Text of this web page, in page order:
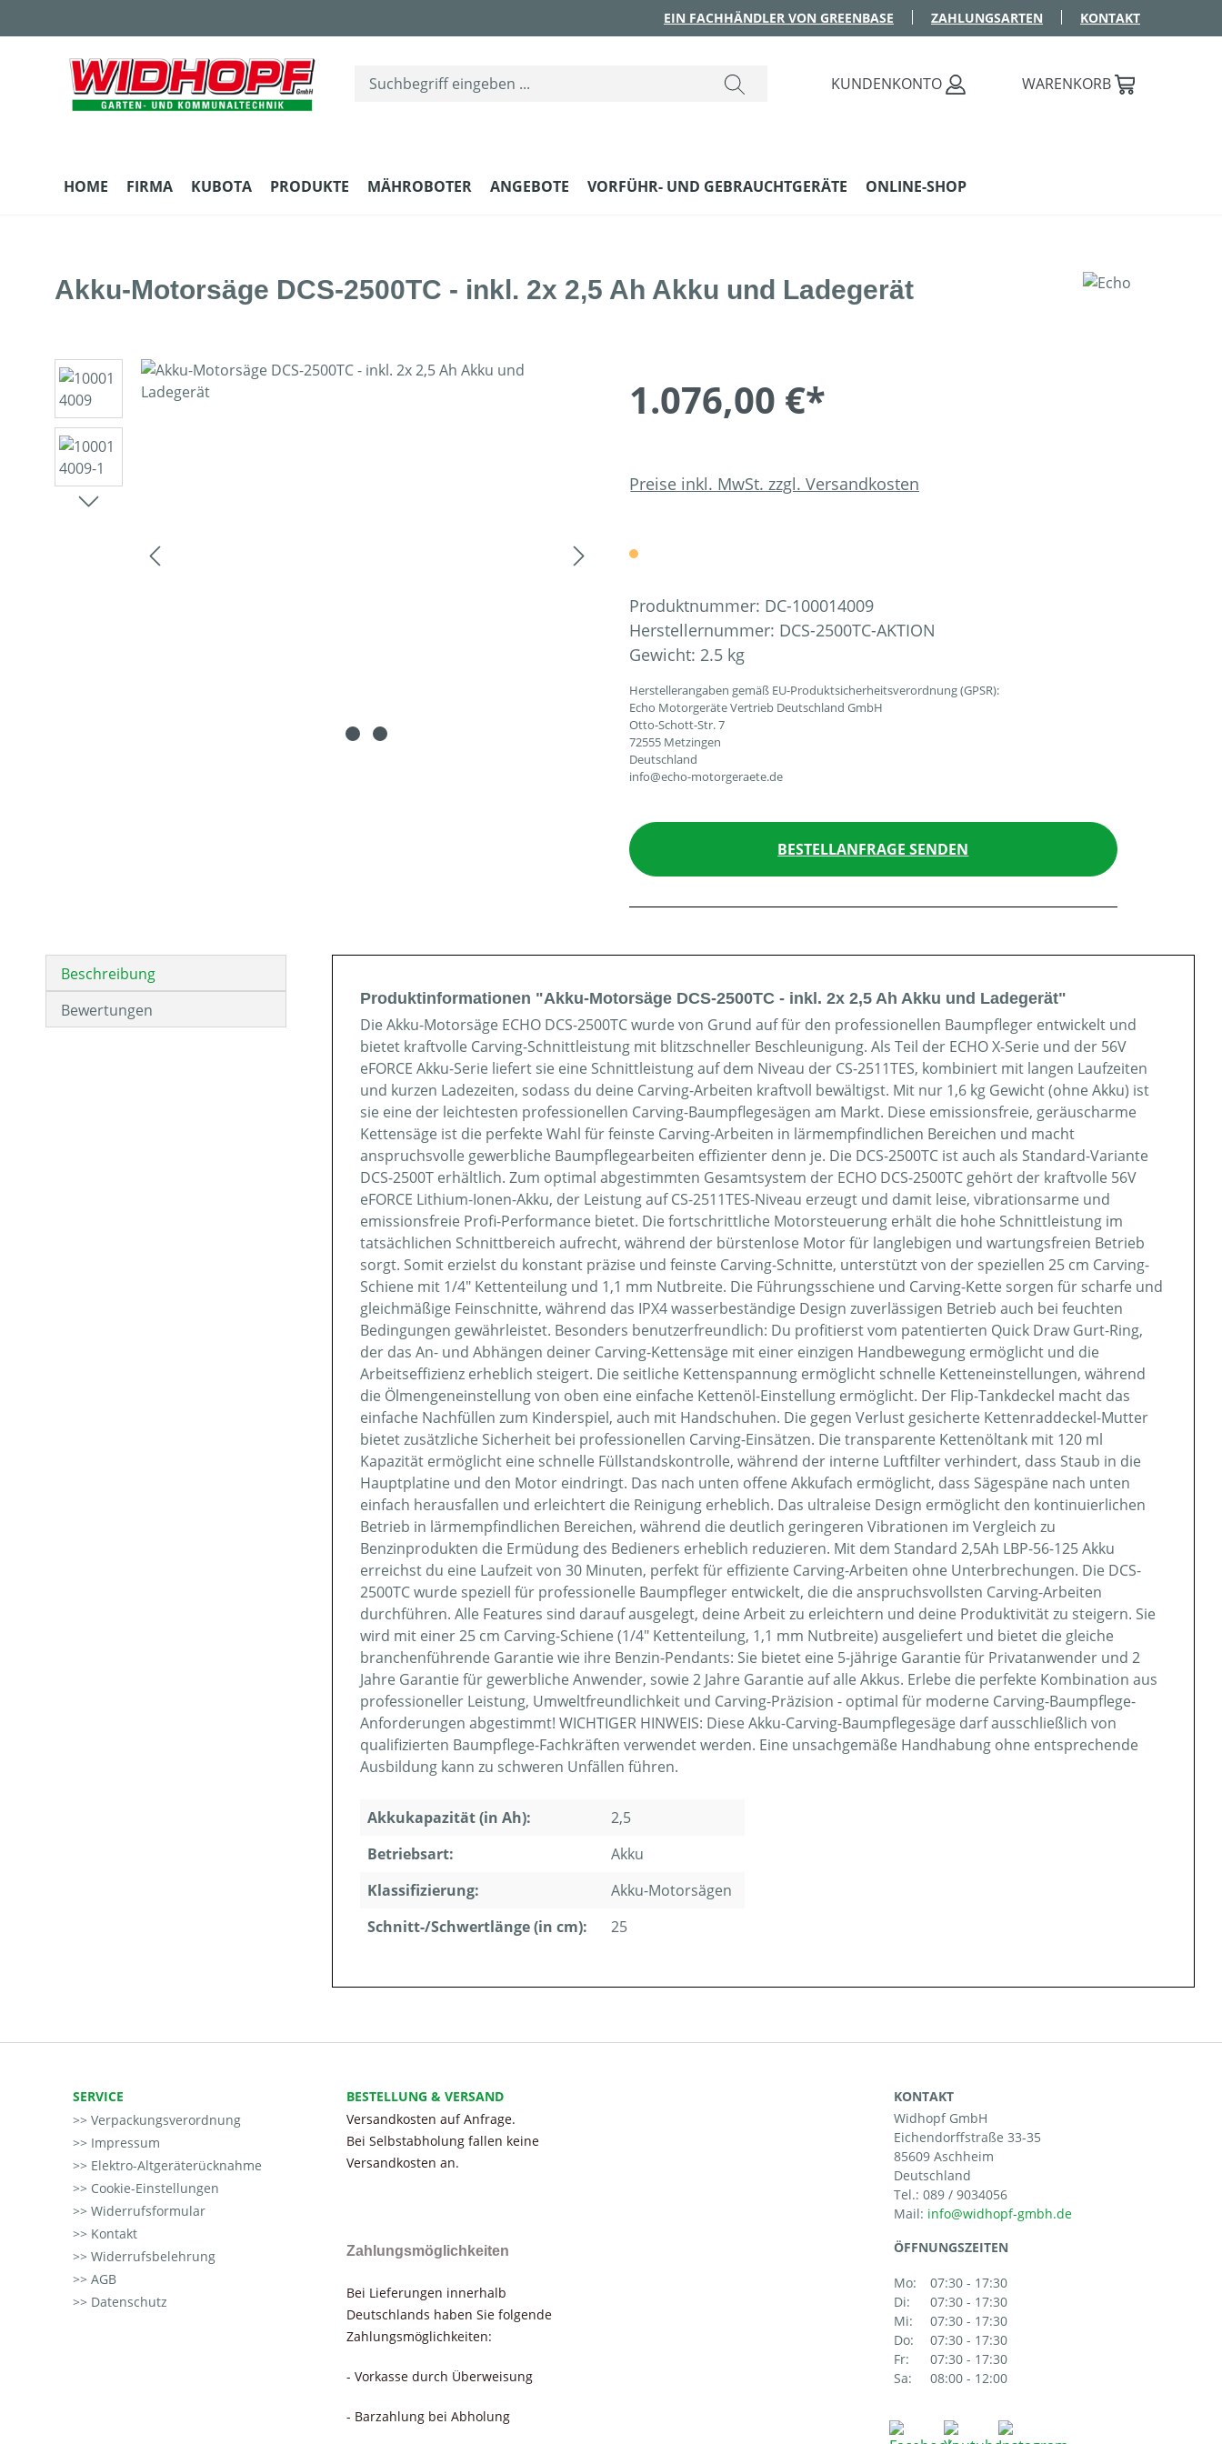
EIN FACHHÄNDLER VON GREENBASE ZAHLUNGSARTEN KONTAKT
KUNDENKONTO WARENKORB
HOME FIRMA KUBOTA PRODUKTE MÄHROBOTER ANGEBOTE VORFÜHR- UND GEBRAUCHTGERÄTE ONLINE-SHOP
Akku-Motorsäge DCS-2500TC - inkl. 2x 2,5 Ah Akku und Ladegerät
Bildergalerie überspringen
1.076,00 €*
Preise inkl. MwSt. zzgl. Versandkosten
Produktnummer: DC-100014009
Herstellernummer: DCS-2500TC-AKTION
Gewicht: 2.5 kg
Herstellerangaben gemäß EU-Produktsicherheitsverordnung (GPSR):
Echo Motorgeräte Vertrieb Deutschland GmbH
Otto-Schott-Str. 7
72555 Metzingen
Deutschland
info@echo-motorgeraete.de
BESTELLANFRAGE SENDEN
Beschreibung
Bewertungen
Produktinformationen "Akku-Motorsäge DCS-2500TC - inkl. 2x 2,5 Ah Akku und Ladegerät"
Die Akku-Motorsäge ECHO DCS-2500TC wurde von Grund auf für den professionellen Baumpfleger entwickelt und
bietet kraftvolle Carving-Schnittleistung mit blitzschneller Beschleunigung. Als Teil der ECHO X-Serie und der 56V
eFORCE Akku-Serie liefert sie eine Schnittleistung auf dem Niveau der CS-2511TES, kombiniert mit langen Laufzeiten
und kurzen Ladezeiten, sodass du deine Carving-Arbeiten kraftvoll bewältigst. Mit nur 1,6 kg Gewicht (ohne Akku) ist
sie eine der leichtesten professionellen Carving-Baumpflegesägen am Markt. Diese emissionsfreie, geräuscharme
Kettensäge ist die perfekte Wahl für feinste Carving-Arbeiten in lärmempfindlichen Bereichen und macht
anspruchsvolle gewerbliche Baumpflegearbeiten effizienter denn je. Die DCS-2500TC ist auch als Standard-Variante
DCS-2500T erhältlich. Zum optimal abgestimmten Gesamtsystem der ECHO DCS-2500TC gehört der kraftvolle 56V
eFORCE Lithium-Ionen-Akku, der Leistung auf CS-2511TES-Niveau erzeugt und damit leise, vibrationsarme und
emissionsfreie Profi-Performance bietet. Die fortschrittliche Motorsteuerung erhält die hohe Schnittleistung im
tatsächlichen Schnittbereich aufrecht, während der bürstenlose Motor für langlebigen und wartungsfreien Betrieb
sorgt. Somit erzielst du konstant präzise und feinste Carving-Schnitte, unterstützt von der speziellen 25 cm Carving-
Schiene mit 1/4" Kettenteilung und 1,1 mm Nutbreite. Die Führungsschiene und Carving-Kette sorgen für scharfe und
gleichmäßige Feinschnitte, während das IPX4 wasserbeständige Design zuverlässigen Betrieb auch bei feuchten
Bedingungen gewährleistet. Besonders benutzerfreundlich: Du profitierst vom patentierten Quick Draw Gurt-Ring,
der das An- und Abhängen deiner Carving-Kettensäge mit einer einzigen Handbewegung ermöglicht und die
Arbeitseffizienz erheblich steigert. Die seitliche Kettenspannung ermöglicht schnelle Ketteneinstellungen, während
die Ölmengeneinstellung von oben eine einfache Kettenöl-Einstellung ermöglicht. Der Flip-Tankdeckel macht das
einfache Nachfüllen zum Kinderspiel, auch mit Handschuhen. Die gegen Verlust gesicherte Kettenraddeckel-Mutter
bietet zusätzliche Sicherheit bei professionellen Carving-Einsätzen. Die transparente Kettenöltank mit 120 ml
Kapazität ermöglicht eine schnelle Füllstandskontrolle, während der interne Luftfilter verhindert, dass Staub in die
Hauptplatine und den Motor eindringt. Das nach unten offene Akkufach ermöglicht, dass Sägespäne nach unten
einfach herausfallen und erleichtert die Reinigung erheblich. Das ultraleise Design ermöglicht den kontinuierlichen
Betrieb in lärmempfindlichen Bereichen, während die deutlich geringeren Vibrationen im Vergleich zu
Benzinprodukten die Ermüdung des Bedieners erheblich reduzieren. Mit dem Standard 2,5Ah LBP-56-125 Akku
erreichst du eine Laufzeit von 30 Minuten, perfekt für effiziente Carving-Arbeiten ohne Unterbrechungen. Die DCS-
2500TC wurde speziell für professionelle Baumpfleger entwickelt, die die anspruchsvollsten Carving-Arbeiten
durchführen. Alle Features sind darauf ausgelegt, deine Arbeit zu erleichtern und deine Produktivität zu steigern. Sie
wird mit einer 25 cm Carving-Schiene (1/4" Kettenteilung, 1,1 mm Nutbreite) ausgeliefert und bietet die gleiche
branchenführende Garantie wie ihre Benzin-Pendants: Sie bietet eine 5-jährige Garantie für Privatanwender und 2
Jahre Garantie für gewerbliche Anwender, sowie 2 Jahre Garantie auf alle Akkus. Erlebe die perfekte Kombination aus
professioneller Leistung, Umweltfreundlichkeit und Carving-Präzision - optimal für moderne Carving-Baumpflege-
Anforderungen abgestimmt! WICHTIGER HINWEIS: Diese Akku-Carving-Baumpflegesäge darf ausschließlich von
qualifizierten Baumpflege-Fachkräften verwendet werden. Eine unsachgemäße Handhabung ohne entsprechende
Ausbildung kann zu schweren Unfällen führen.
Akkukapazität (in Ah):
2,5
Betriebsart:
Akku
Klassifizierung:
Akku-Motorsägen
Schnitt-/Schwertlänge (in cm):
25
SERVICE
Verpackungsverordnung
Impressum
Elektro-Altgeräterücknahme
Cookie-Einstellungen
Widerrufsformular
Kontakt
Widerrufsbelehrung
AGB
Datenschutz
BESTELLUNG & VERSAND
Versandkosten auf Anfrage.
Bei Selbstabholung fallen keine
Versandkosten an.
Zahlungsmöglichkeiten
Bei Lieferungen innerhalb
Deutschlands haben Sie folgende
Zahlungsmöglichkeiten:
- Vorkasse durch Überweisung
- Barzahlung bei Abholung
KONTAKT
Widhopf GmbH
Eichendorffstraße 33-35
85609 Aschheim
Deutschland
Tel.: 089 / 9034056
Mail:
ÖFFNUNGSZEITEN
Mo:
07:30 - 17:30
Di:
07:30 - 17:30
Mi:
07:30 - 17:30
Do:
07:30 - 17:30
Fr:
07:30 - 17:30
Sa:
08:00 - 12:00